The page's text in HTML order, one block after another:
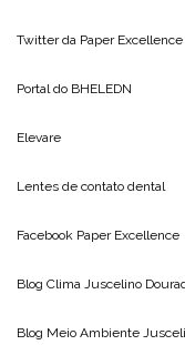
Twitter da Paper Excellence
Portal do BHELEDN
Elevare
Lentes de contato dental
Facebook Paper Excellence
Blog Clima Juscelino
Blog Meio Ambiente